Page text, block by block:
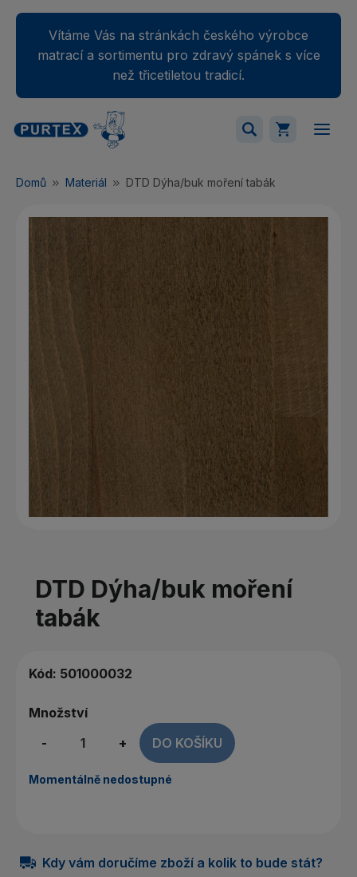
Vítáme Vás na stránkách českého výrobce
matrací a sortimentu pro zdravý spánek s více
než třicetiletou tradicí.
Váš nákupný košík je momentálne prázdny.
Domů Materiál DTD Dýha/buk moření tabák
DTD Dýha/buk moření
tabák
Kód: 501000032
Množství
-
+ DO KOŠÍKU
Momentálně nedostupné
Kdy vám doručíme zboží a kolik to bude stát?